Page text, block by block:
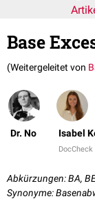
Base
(Weitergeleitet von
Dr. No Isabel
Abkürzungen: BA,
Synonyme: